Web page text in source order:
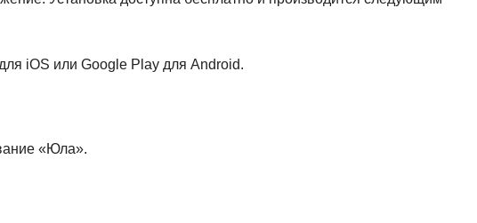
iOS или Google Play для Android.
«Юла».